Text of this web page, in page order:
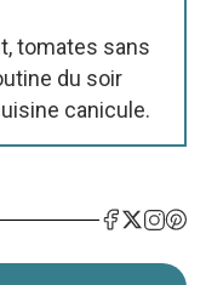
tomates sans
du soir
canicule.